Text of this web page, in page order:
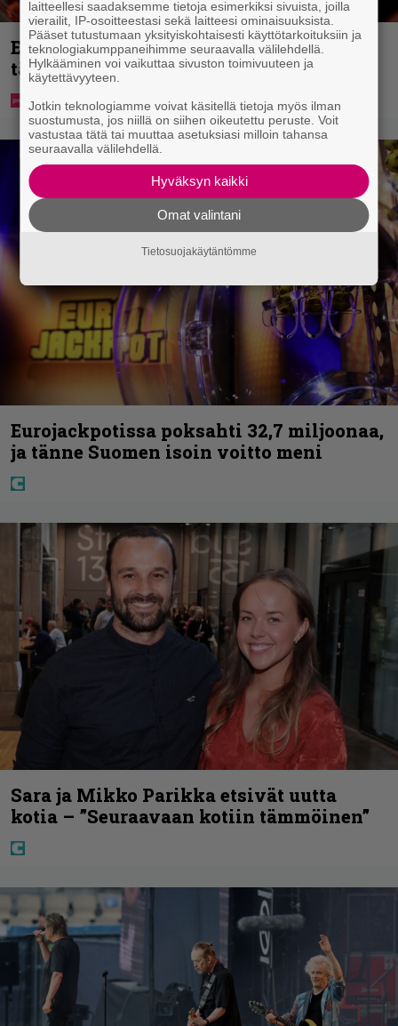
Eurojackpotista 80 000 euroa Suomeen –
tänne
Eurojackpotissa poksahti 32,7 miljoonaa,
ja tänne Suomen isoin voitto meni
Sara ja Mikko Parikka etsivät uutta
kotia – ”Seuraavaan kotiin tämmöinen”
laitteellesi saadaksemme tietoja esimerkiksi sivuista, joilla
vierailit, IP-osoitteestasi sekä laitteesi ominaisuuksista.
Pääset tutustumaan yksityiskohtaisesti käyttötarkoituksiin ja
teknologiakumppaneihimme seuraavalla välilehdellä.
Hylkääminen voi vaikuttaa sivuston toimivuuteen ja
käytettävyyteen.
Jotkin teknologiamme voivat käsitellä tietoja myös ilman
suostumusta, jos niillä on siihen oikeutettu peruste. Voit
vastustaa tätä tai muuttaa asetuksiasi milloin tahansa
seuraavalla välilehdellä.
Hyväksyn kaikki
Omat valintani
Tietosuojakäytäntömme